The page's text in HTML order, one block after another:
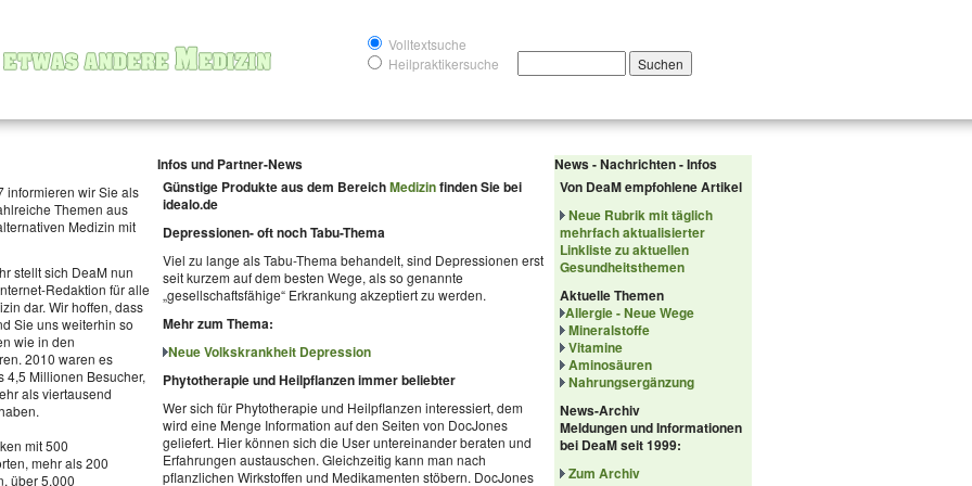
Volltextsuche
Heilpraktikersuche
informieren wir Sie als
Themen aus
Medizin mit
stellt sich DeaM nun
Redaktion für alle
dar. Wir hoffen, dass
Sie uns weiterhin so
wie in den
2010 waren es
4,5 Millionen Besucher,
als viertausend
mit 500
mehr als 200
über 5.000
Infos und Partner-News
Günstige Produkte aus dem BereichMedizinfinden Sie bei
idealo.de
Depressionen- oft noch Tabu-Thema
Viel zu lange als Tabu-Thema behandelt, sind Depressionen erst
seit kurzem auf dem besten Wege, als so genannte
„gesellschaftsfähige“ Erkrankung akzeptiert zu werden.
Mehr zum Thema:
Neue Volkskrankheit Depression
Phytotherapie und Heilpflanzen immer beliebter
Wer sich für Phytotherapie und Heilpflanzen interessiert, dem
wird eine Menge Information auf den Seiten von DocJones
geliefert. Hier können sich die User untereinander beraten und
Erfahrungen austauschen. Gleichzeitig kann man nach
pflanzlichen Wirkstoffen und Medikamenten stöbern. DocJones
News - Nachrichten - Infos
Von DeaM empfohlene Artikel
Neue Rubrik mit täglich
mehrfach aktualisierter
Linkliste zu aktuellen
Gesundheitsthemen
Aktuelle Themen
Allergie - Neue Wege
Mineralstoffe
Vitamine
Aminosäuren
Nahrungsergänzung
News-Archiv
Meldungen und Informationen
bei DeaM seit 1999:
Zum Archiv